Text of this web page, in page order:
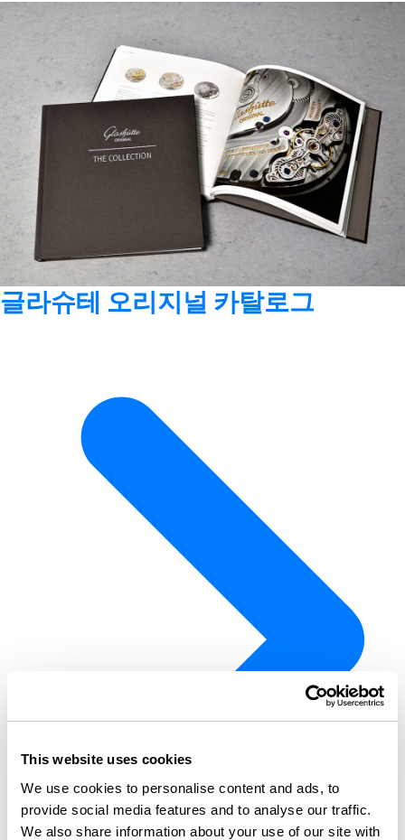
This website uses cookies
We use cookies to personalise content and ads, to
provide social media features and to analyse our traffic.
We also share information about your use of our site with
글라슈테 오리지널 카탈로그